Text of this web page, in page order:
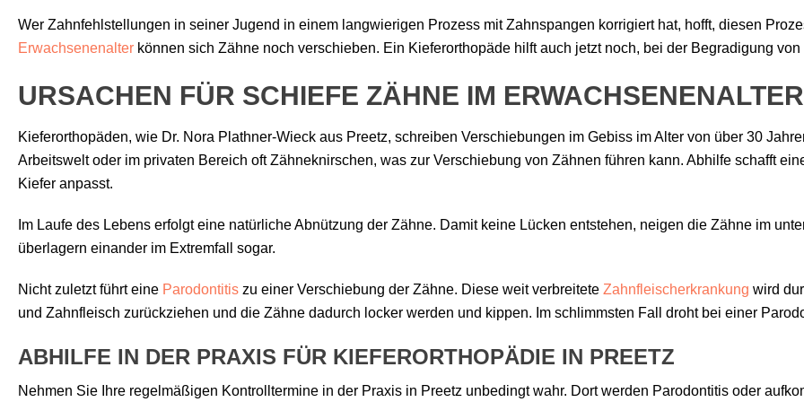
Wer Zahnfehlstellungen in seiner Jugend in einem langwierigen Prozess mit Zahnspangen korrigiert hat, hofft, diesen
Erwachsenenalter können sich Zähne noch verschieben. Ein Kieferorthopäde hilft auch jetzt noch, bei der Begradigung
URSACHEN FÜR SCHIEFE ZÄHNE IM ERWACHSENENALTER
Kieferorthopäden, wie Dr. Nora Plathner-Wieck aus Preetz, schreiben Verschiebungen im Gebiss im Alter von über 30
Arbeitswelt oder im privaten Bereich oft Zähneknirschen, was zur Verschiebung von Zähnen führen kann. Abhilfe schafft
Kiefer anpasst.
Im Laufe des Lebens erfolgt eine natürliche Abnützung der Zähne. Damit keine Lücken entstehen, neigen die Zähne im
überlagern einander im Extremfall sogar.
Nicht zuletzt führt eine Parodontitis zu einer Verschiebung der Zähne. Diese weit verbreitete Zahnfleischerkrankung wird
und Zahnfleisch zurückziehen und die Zähne dadurch locker werden und kippen. Im schlimmsten Fall droht bei einer
ABHILFE IN DER PRAXIS FÜR KIEFERORTHOPÄDIE IN PREETZ
Nehmen Sie Ihre regelmäßigen Kontrolltermine in der Praxis in Preetz unbedingt wahr. Dort werden Parodontitis oder